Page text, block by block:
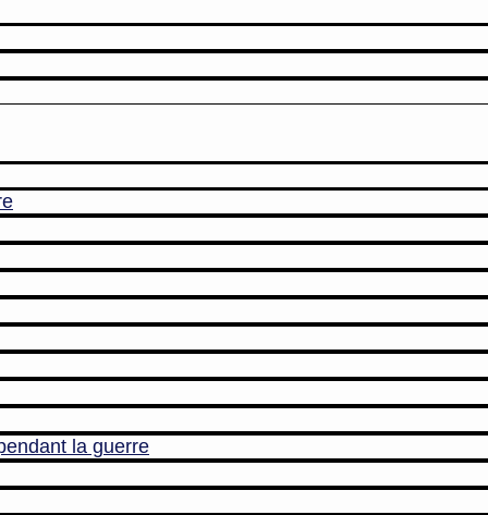
la guerre